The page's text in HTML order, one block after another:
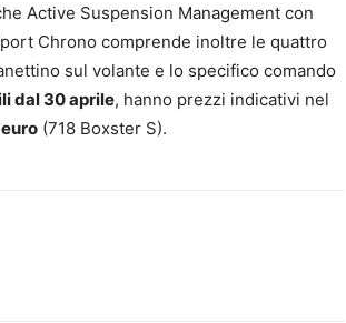
Active Suspension Management con
Chrono comprende inoltre le quattro
sul volante e lo specifico comando
dal 30 aprile, hanno prezzi indicativi nel
(718 Boxster S).